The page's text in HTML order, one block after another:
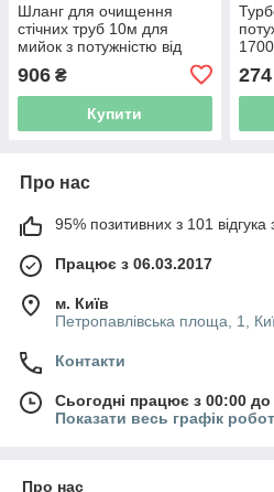
Шланг для очищення
стічних труб 10м для
мийок з потужністю від
VORTEX (5344213)
906 ₴
Купити
274
Про нас
95% позитивних з 101 відгука
Працює з 06.03.2017
м. Київ
Петропавлівська площа, 1,
Контакти
Сьогодні працює з 00:00 до
Показати весь графік
Про нас